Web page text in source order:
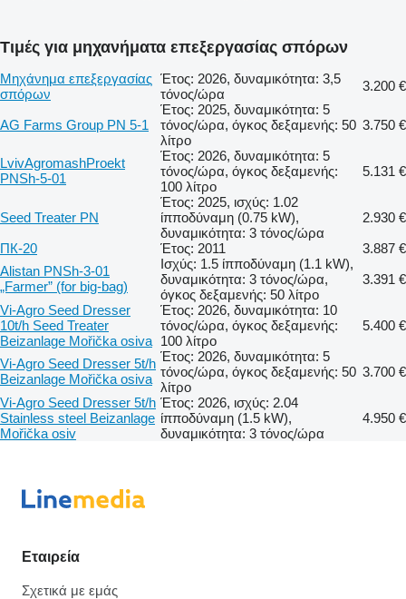
Τιμές για μηχανήματα επεξεργασίας σπόρων
Μηχάνημα επεξεργασίας
σπόρων
Έτος: 2026, δυναμικότητα: 3,5
τόνος/ώρα
3.200 €
AG Farms Group PN 5-1
Έτος: 2025, δυναμικότητα: 5
τόνος/ώρα, όγκος δεξαμενής: 50
λίτρο
3.750 €
LvivAgromashProekt
PNSh-5-01
Έτος: 2026, δυναμικότητα: 5
τόνος/ώρα, όγκος δεξαμενής:
100 λίτρο
5.131 €
Seed Treater PN
Έτος: 2025, ισχύς: 1.02
ίπποδύναμη (0.75 kW),
δυναμικότητα: 3 τόνος/ώρα
2.930 €
ПК-20
Έτος: 2011
3.887 €
Alistan PNSh-3-01
„Farmer” (for big-bag)
Ισχύς: 1.5 ίπποδύναμη (1.1 kW),
δυναμικότητα: 3 τόνος/ώρα,
όγκος δεξαμενής: 50 λίτρο
3.391 €
Vi-Agro Seed Dresser
10t/h Seed Treater
Beizanlage Mořička osiva
Έτος: 2026, δυναμικότητα: 10
τόνος/ώρα, όγκος δεξαμενής:
100 λίτρο
5.400 €
Vi-Agro Seed Dresser 5t/h
Beizanlage Mořička osiva
Έτος: 2026, δυναμικότητα: 5
τόνος/ώρα, όγκος δεξαμενής: 50
λίτρο
3.700 €
Vi-Agro Seed Dresser 5t/h
Stainless steel Beizanlage
Mořička osiv
Έτος: 2026, ισχύς: 2.04
ίπποδύναμη (1.5 kW),
δυναμικότητα: 3 τόνος/ώρα
4.950 €
Εταιρεία
Σχετικά με εμάς